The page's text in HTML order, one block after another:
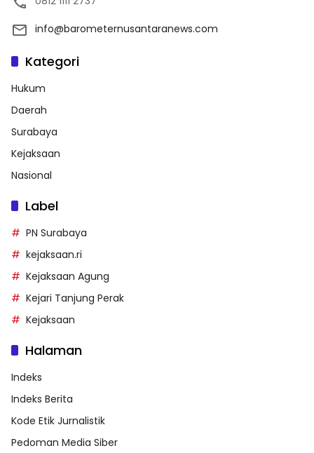
info@barometernusantaranews.com
Kategori
Hukum
Daerah
Surabaya
Kejaksaan
Nasional
Label
PN Surabaya
kejaksaan.ri
Kejaksaan Agung
Kejari Tanjung Perak
Kejaksaan
Halaman
Indeks
Indeks Berita
Kode Etik Jurnalistik
Pedoman Media Siber